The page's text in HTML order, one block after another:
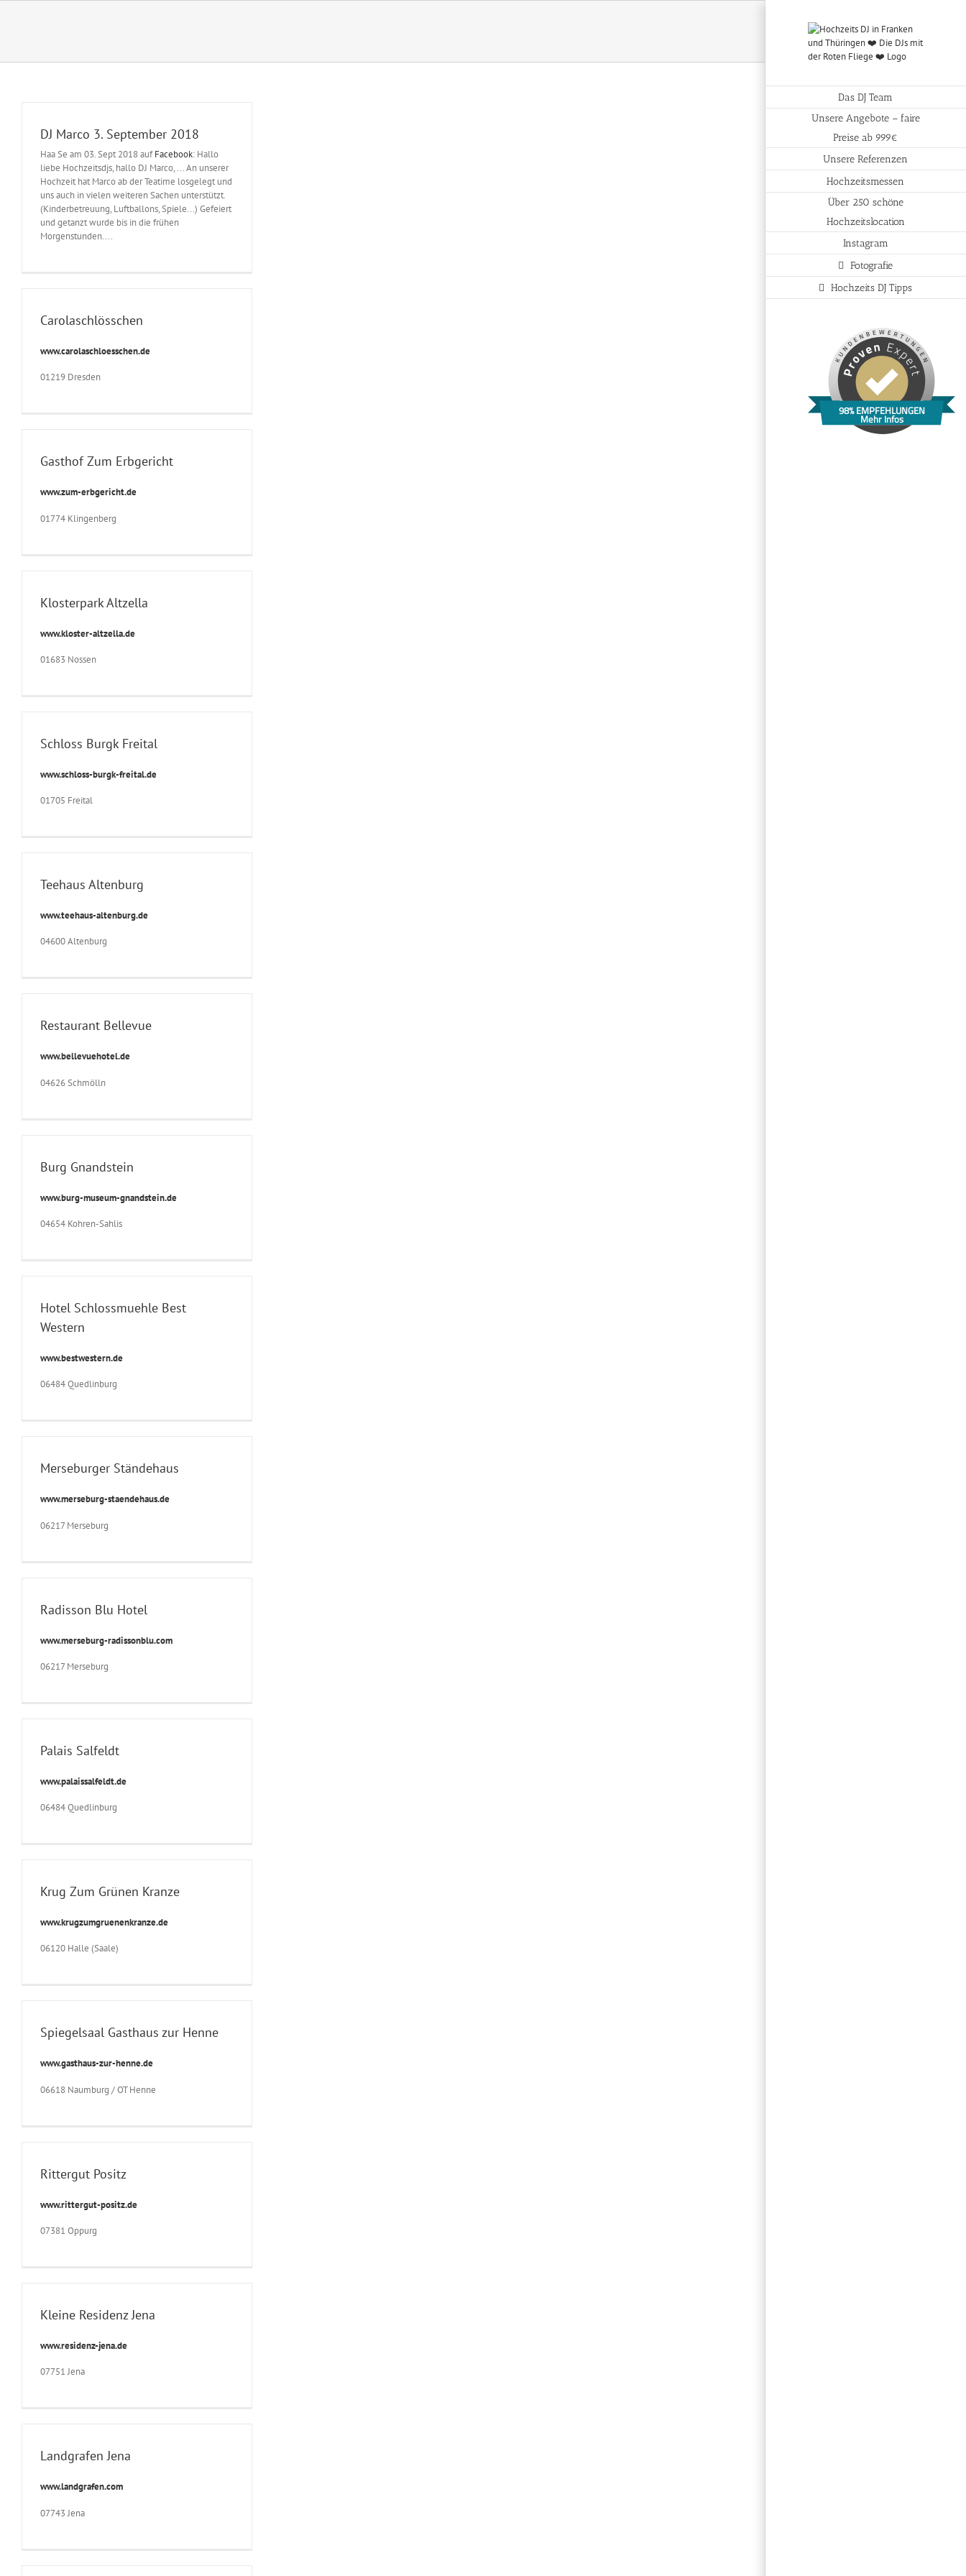
Das DJ Team
Unsere Angebote – faire
Preise ab 999€
Unsere Referenzen
Hochzeitsmessen
Über 250 schöne
Hochzeitslocation
Instagram
Fotografie
Hochzeits DJ Tipps
98% EMPFEHLUNGEN
Mehr Infos
DJ Marco 3. September 2018
Haa Se am 03. Sept 2018 aufFacebook: Hallo
liebe Hochzeitsdjs, hallo DJ Marco, ... An unserer
Hochzeit hat Marco ab der Teatime losgelegt und
uns auch in vielen weiteren Sachen unterstützt.
(Kinderbetreuung, Luftballons, Spiele...) Gefeiert
und getanzt wurde bis in die frühen
Morgenstunden....
Carolaschlösschen
www.carolaschloesschen.de
01219 Dresden
Gasthof Zum Erbgericht
www.zum-erbgericht.de
01774 Klingenberg
Klosterpark Altzella
www.kloster-altzella.de
01683 Nossen
Schloss Burgk Freital
www.schloss-burgk-freital.de
01705 Freital
Teehaus Altenburg
www.teehaus-altenburg.de
04600 Altenburg
Restaurant Bellevue
www.bellevuehotel.de
04626 Schmölln
Burg Gnandstein
www.burg-museum-gnandstein.de
04654 Kohren-Sahlis
Hotel Schlossmuehle Best
Western
www.bestwestern.de
06484 Quedlinburg
Merseburger Ständehaus
www.merseburg-staendehaus.de
06217 Merseburg
Radisson Blu Hotel
www.merseburg-radissonblu.com
06217 Merseburg
Palais Salfeldt
www.palaissalfeldt.de
06484 Quedlinburg
Krug Zum Grünen Kranze
www.krugzumgruenenkranze.de
06120 Halle (Saale)
Spiegelsaal Gasthaus zur Henne
www.gasthaus-zur-henne.de
06618 Naumburg / OT Henne
Rittergut Positz
www.rittergut-positz.de
07381 Oppurg
Kleine Residenz Jena
www.residenz-jena.de
07751 Jena
Landgrafen Jena
www.landgrafen.com
07743 Jena